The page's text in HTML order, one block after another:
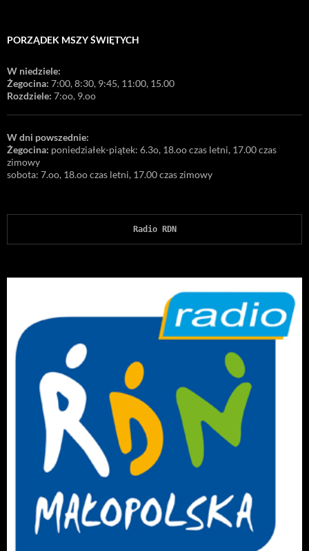
PORZĄDEK MSZY ŚWIĘTYCH
W niedziele:
Żegocina: 7:00, 8:30, 9:45, 11:00, 15.00
Rozdziele: 7:oo, 9.oo
W dni powszednie:
Żegocina: poniedziałek-piątek: 6.3o, 18.oo czas letni, 17.00 czas
zimowy
sobota: 7.oo, 18.oo czas letni, 17.00 czas zimowy
Radio RDN